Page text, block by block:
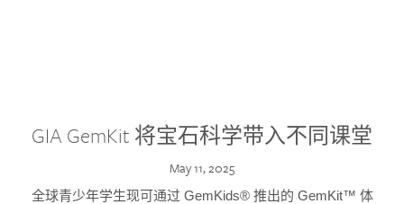
GIA GemKit 将宝石科学带入不同课堂
May 11, 2025
全球青少年学生现可通过 GemKids® 推出的 GemKit™ 体